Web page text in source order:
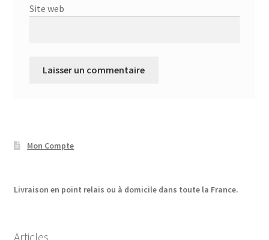
Site web
Mon Compte
Livraison en point relais ou à domicile dans toute la France.
Articles